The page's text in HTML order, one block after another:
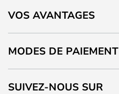
VOS AVANTAGES
MODES DE PAIEMENT
SUIVEZ-NOUS SUR